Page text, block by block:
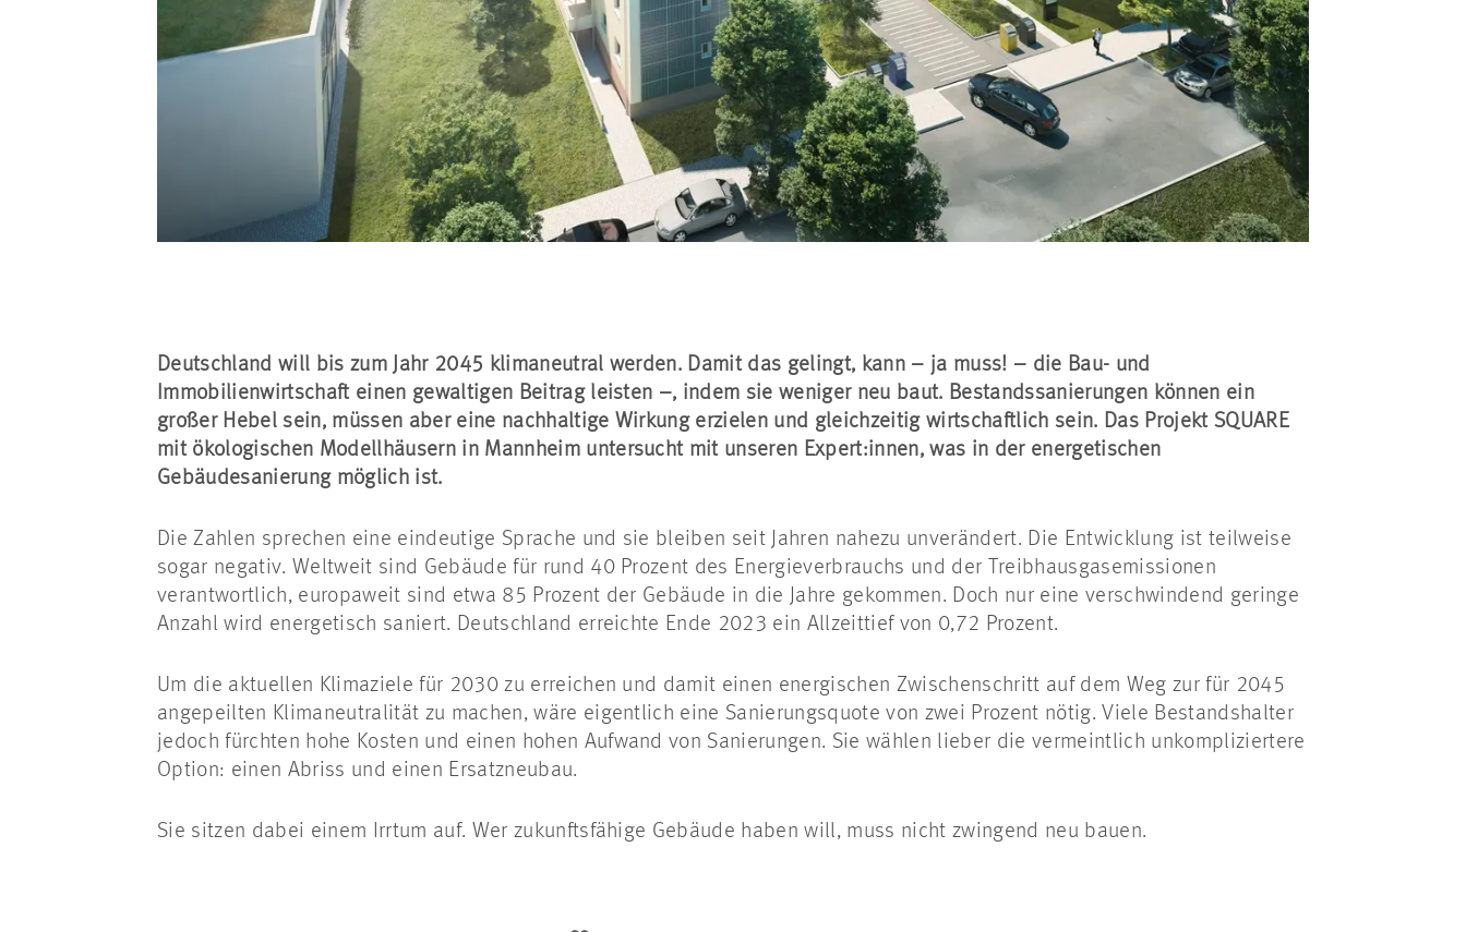
Deutschland will bis zum Jahr 2045 klimaneutral werden. Damit das gelingt, kann – ja muss! – die Bau- und
Immobilienwirtschaft einen gewaltigen Beitrag leisten –, indem sie weniger neu baut. Bestandssanierungen können ein
großer Hebel sein, müssen aber eine nachhaltige Wirkung erzielen und gleichzeitig wirtschaftlich sein. Das Projekt SQUARE
mit ökologischen Modellhäusern in Mannheim untersucht mit unseren Expert:innen, was in der energetischen
Gebäudesanierung möglich ist.
Die Zahlen sprechen eine eindeutige Sprache und sie bleiben seit Jahren nahezu unverändert. Die Entwicklung ist teilweise
sogar negativ. Weltweit sind Gebäude für rund 40 Prozent des Energieverbrauchs und der Treibhausgasemissionen
verantwortlich, europaweit sind etwa 85 Prozent der Gebäude in die Jahre gekommen. Doch nur eine verschwindend geringe
Anzahl wird energetisch saniert. Deutschland erreichte Ende 2023 ein Allzeittief von 0,72 Prozent.
Um die aktuellen Klimaziele für 2030 zu erreichen und damit einen energischen Zwischenschritt auf dem Weg zur für 2045
angepeilten Klimaneutralität zu machen, wäre eigentlich eine Sanierungsquote von zwei Prozent nötig. Viele Bestandshalter
jedoch fürchten hohe Kosten und einen hohen Aufwand von Sanierungen. Sie wählen lieber die vermeintlich unkompliziertere
Option: einen Abriss und einen Ersatzneubau.
Sie sitzen dabei einem Irrtum auf. Wer zukunftsfähige Gebäude haben will, muss nicht zwingend neu bauen.